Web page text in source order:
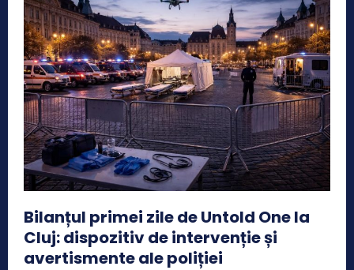
Bilanțul primei zile de Untold One la
Cluj: dispozitiv de intervenție și
avertismente ale poliției